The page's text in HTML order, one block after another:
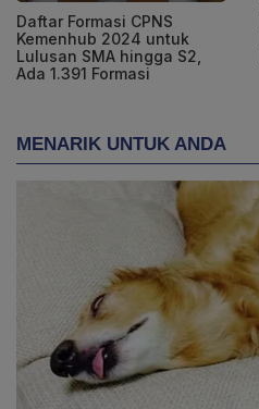
Daftar Formasi CPNS
Kemenhub 2024 untuk
Lulusan SMA hingga S2,
Ada 1.391 Formasi